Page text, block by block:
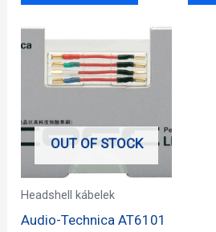
OUT OF STOCK
Headshell kábelek
Audio-Technica AT6101